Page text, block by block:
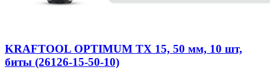
KRAFTOOL OPTIMUM TX 15, 50 мм, 10 шт,
биты (26126-15-50-10)